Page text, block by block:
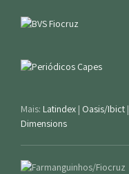
Mais: Latindex | Oasis/Ibict |
Dimensions